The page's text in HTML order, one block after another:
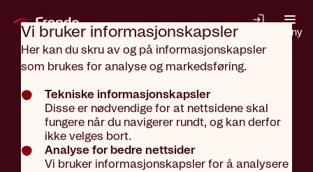
Vi bruker informasjons­kapsler
Her kan du skru av og på informasjonskapsler
som brukes for analyse og markedsføring.
Tekniske informasjonskapsler
Disse er nødvendige for at nettsidene skal
fungere når du navigerer rundt, og kan derfor
ikke velges bort.
Analyse for bedre nettsider
Vi bruker informasjonskapsler for å analysere
Gå til hovedinnhold
Meny
Aktuelt Aktuelt
Slik blir